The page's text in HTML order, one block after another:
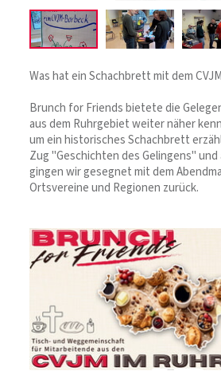
Was hat ein Schachbrett mit dem
Brunch for Friends bietete die
aus dem Ruhrgebiet weiter näher
um ein historisches Schachbrett
Zug "Geschichten des Gelingens"
gingen wir gesegnet mit dem
Ortsvereine und Regionen zurück.